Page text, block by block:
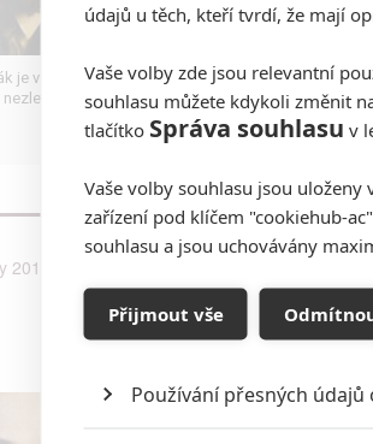
je v podezření už roky.
Leto obvinění
Kdysi hvězda
slátanin,
show nebo
Anarvin |
Kdo
15
údajů u těch, kteří tvrdí, že mají
Vaše volby zde jsou relevantní
souhlasu můžete kdykoli změnit
tlačítko Správa souhlasu v
Vaše volby souhlasu jsou
zařízení pod klíčem "cookiehub-
souhlasu a jsou uchovávány
Přijmout vše
Používání přesných údajů